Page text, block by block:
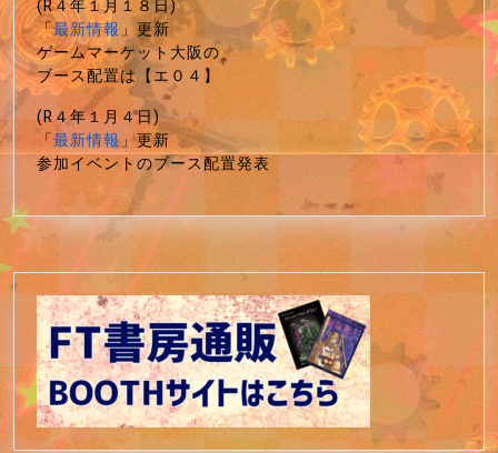
(R４年１月１８日)
「最新情報」更新
ゲームマーケット大阪の
ブース配置は【エ０４】
(R４年１月４日)
「最新情報」更新
参加イベントのブース配置発表